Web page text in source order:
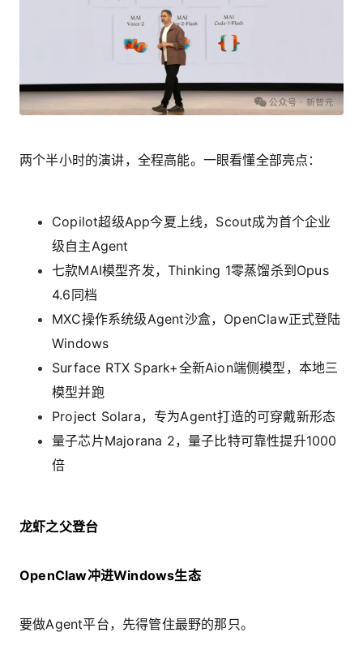
两个半小时的演讲，全程高能。一眼看懂全部亮点：
Copilot超级App今夏上线，Scout成为首个企业
级自主Agent
七款MAI模型齐发，Thinking 1零蒸馏杀到Opus
4.6同档
MXC操作系统级Agent沙盒，OpenClaw正式登陆
Windows
Surface RTX Spark+全新Aion端侧模型，本地三
模型并跑
Project Solara，专为Agent打造的可穿戴新形态
量子芯片Majorana 2，量子比特可靠性提升1000
倍
龙虾之父登台
OpenClaw冲进Windows生态
要做Agent平台，先得管住最野的那只。